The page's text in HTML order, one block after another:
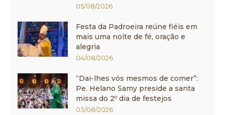
05/08/2026
Festa da Padroeira reúne fiéis em
mais uma noite de fé, oração e
alegria
04/08/2026
“Dai-lhes vós mesmos de comer”:
Pe. Helano Samy preside a santa
missa do 2º dia de festejos
03/08/2026